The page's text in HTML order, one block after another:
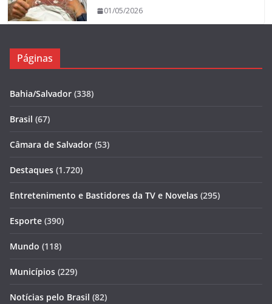
01/05/2026
Páginas
Bahia/Salvador (338)
Brasil (67)
Câmara de Salvador (53)
Destaques (1.720)
Entretenimento e Bastidores da TV e Novelas (295)
Esporte (390)
Mundo (118)
Municípios (229)
Notícias pelo Brasil (82)